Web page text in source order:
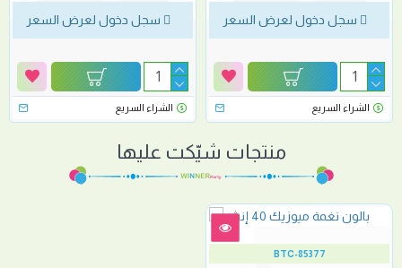
سجل دخول لعرض السعر
الشراء السريع
سجل دخول لعرض السعر
الشراء السريع
منتجات شيّكت عليها
BTC-85377